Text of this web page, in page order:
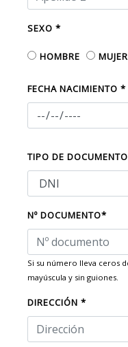
SEXO *
HOMBRE MUJER
FECHA NACIMIENTO *
TIPO DE
Nº DOCUMENTO*
Si su número lleva ceros
mayúscula y sin guiones.
DIRECCIÓN *